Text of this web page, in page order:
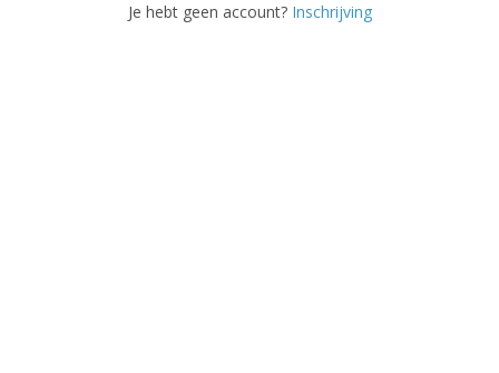
Je hebt geen account? Inschrijving